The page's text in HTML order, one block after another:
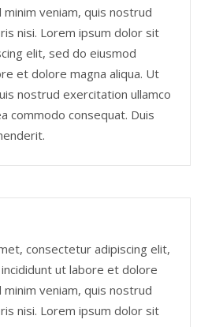
minim veniam, quis nostrud
nisi. Lorem ipsum dolor sit
elit, sed do eiusmod
et dolore magna aliqua. Ut
nostrud exercitation ullamco
commodo consequat. Duis
consectetur adipiscing elit,
ut labore et dolore
minim veniam, quis nostrud
nisi. Lorem ipsum dolor sit